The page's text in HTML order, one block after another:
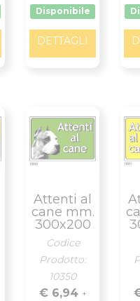
Disponibile
DETTAGLI
Attenti al
cane mm.
300x200
Codice
Prodotto:
10350
€ 6,94 +